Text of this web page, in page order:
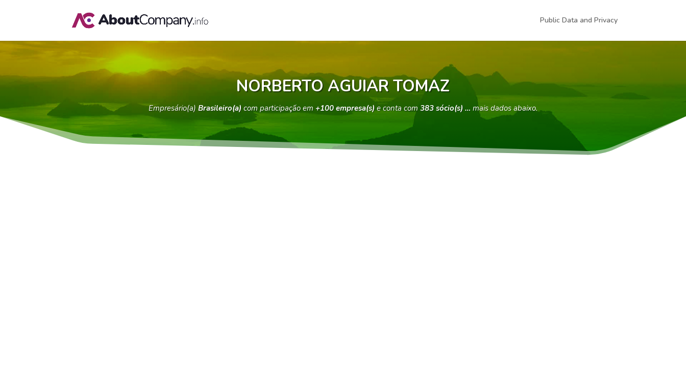
Public Data and Privacy
NORBERTO AGUIAR TOMAZ
Empresário(a) Brasileiro(a) com participação em +100 empresa(s)e conta com 383 sócio(s) … mais dados abaixo.